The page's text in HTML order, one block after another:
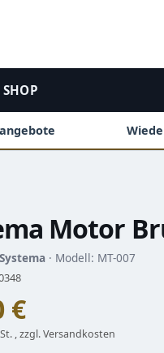
SHOP
Motor
Systema · Modell: MT-007
€
, zzgl. Versandkosten